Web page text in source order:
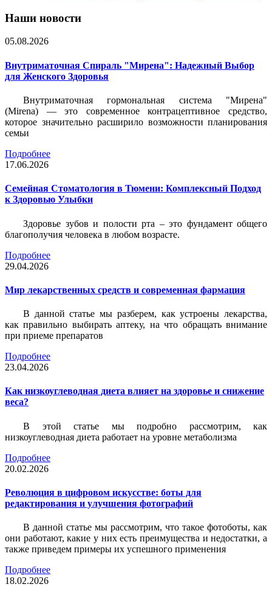
Наши новости
05.08.2026
Внутриматочная Спираль "Мирена": Надежный Выбор
для Женского Здоровья
Внутриматочная гормональная система "Мирена"
(Mirena) — это современное контрацептивное средство,
которое значительно расширило возможности планирования
семьи
Подробнее
17.06.2026
Семейная Стоматология в Тюмени: Комплексный Подход
к Здоровью Улыбки
Здоровье зубов и полости рта – это фундамент общего
благополучия человека в любом возрасте.
Подробнее
29.04.2026
Мир лекарственных средств и современная фармация
В данной статье мы разберем, как устроены лекарства,
как правильно выбирать аптеку, на что обращать внимание
при приеме препаратов
Подробнее
23.04.2026
Как низкоуглеводная диета влияет на здоровье и снижение
веса?
В этой статье мы подробно рассмотрим, как
низкоуглеводная диета работает на уровне метаболизма
Подробнее
20.02.2026
Революция в цифровом искусстве: боты для
редактирования и улучшения фотографий
В данной статье мы рассмотрим, что такое фотоботы, как
они работают, какие у них есть преимущества и недостатки, а
также приведем примеры их успешного применения
Подробнее
18.02.2026